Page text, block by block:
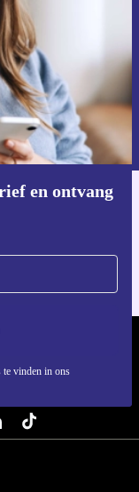
en ontvang
te vinden in ons
vind je in ons